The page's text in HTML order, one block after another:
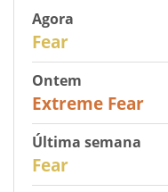
Agora
Fear
Ontem
Extreme Fear
Última semana
Fear